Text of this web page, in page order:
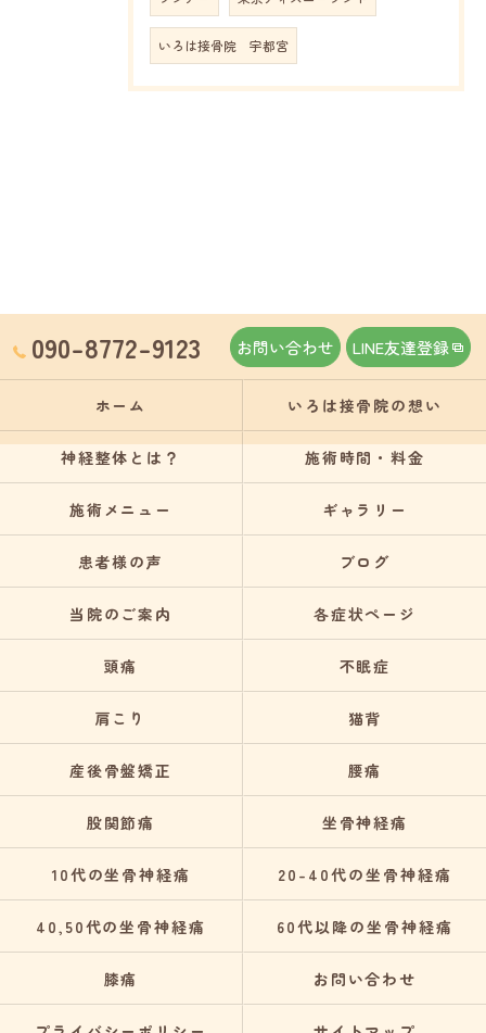
いろは接骨院 宇都宮
090-8772-9123 お問い合わせ LINE友達登録
ホーム いろは接骨院の想い
神経整体とは？ 施術時間・料金
施術メニュー ギャラリー
患者様の声 ブログ
当院のご案内 各症状ページ
頭痛 不眠症
肩こり 猫背
産後骨盤矯正 腰痛
股関節痛 坐骨神経痛
10代の坐骨神経痛 20-40代の坐骨神経痛
40,50代の坐骨神経痛 60代以降の坐骨神経痛
膝痛 お問い合わせ